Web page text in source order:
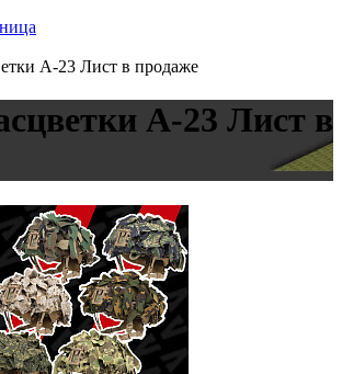
А-23 Лист в продаже
А-23 Лист в